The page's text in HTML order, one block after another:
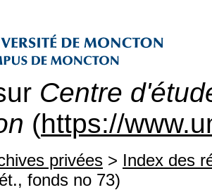
Centre
(https://
privées > Index des
fonds no 73)